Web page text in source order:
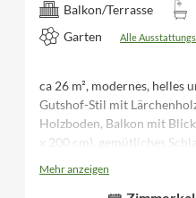
Balkon/Terrasse
Garten
Alle
ca 26 m², modernes, helles
Gutshof-Stil mit
Holzboden, Balkon mit
x 200 cm), gemütliches
Kofferbock, Flatscreen TV,
Mehr anzeigen